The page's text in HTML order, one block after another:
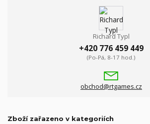
Richard Typl
+420 776 459 449
(Po-Pá, 8-17 hod.)
obchod@rtgames.cz
Zboží zařazeno v kategoriích